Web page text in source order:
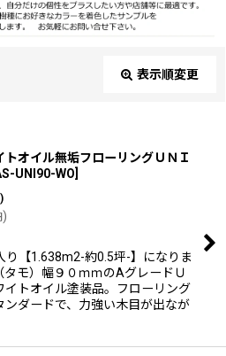
表示順変更
絞り込む
トオイル無垢フローリングＵＮＩ
UNI90-WO
)
り【1.638m2-約0.5坪-】になりま
タモ）幅９０ｍｍのAグレードＵ
イトオイル塗装品。フローリング
ンダードで、力強い木目が出なが